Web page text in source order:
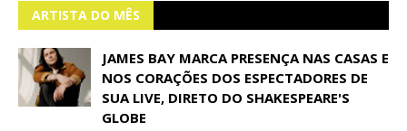
ARTISTA DO MÊS
JAMES BAY MARCA PRESENÇA NAS CASAS E
NOS CORAÇÕES DOS ESPECTADORES DE
SUA LIVE, DIRETO DO SHAKESPEARE'S
GLOBE